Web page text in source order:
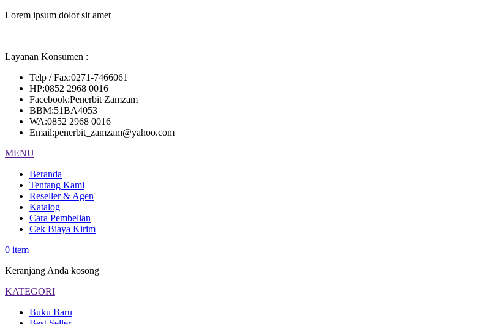
Lorem ipsum dolor sit amet
Layanan Konsumen :
Telp / Fax:0271-7466061
HP:0852 2968 0016
Facebook:Penerbit Zamzam
BBM:51BA4053
WA:0852 2968 0016
Email:penerbit_zamzam@yahoo.com
MENU
Beranda
Tentang Kami
Reseller & Agen
Katalog
Cara Pembelian
Cek Biaya Kirim
0 item
Keranjang Anda kosong
KATEGORI
Buku Baru